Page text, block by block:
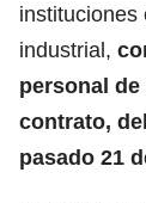
instituciones
industrial,
personal de
contrato,
pasado 21